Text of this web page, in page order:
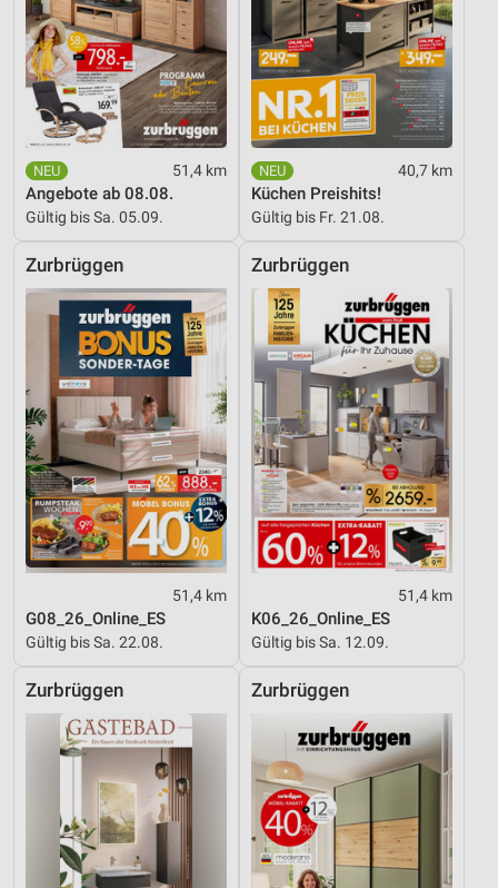
51,4 km
Angebote ab 08.08.
Gültig bis Sa. 05.09.
40,7 km
Küchen Preishits!
Gültig bis Fr. 21.08.
Zurbrüggen
51,4 km
G08_26_Online_ES
Gültig bis Sa. 22.08.
Zurbrüggen
51,4 km
K06_26_Online_ES
Gültig bis Sa. 12.09.
Zurbrüggen Zurbrüggen
Entwicklung und Verbesserung der Angebote
Verwendung reduzierter Daten zur Auswahl von
Inhalten
IAB-Besonderheiten:
Verwendung genauer Standortdaten
Geräte anhand von aktiv angeforderten
Informationen identifizieren
Nicht-IAB-Verarbeitungszwecke:
Notwendig
Performance
Funktional
Werbung